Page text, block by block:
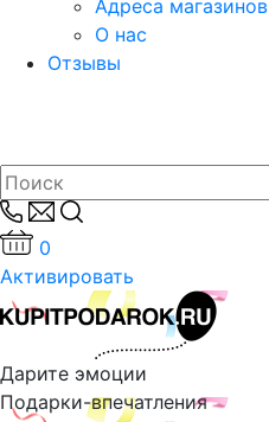
Адреса магазинов
О нас
Отзывы
0
Активировать
Дарите эмоции
Подарки-впечатления